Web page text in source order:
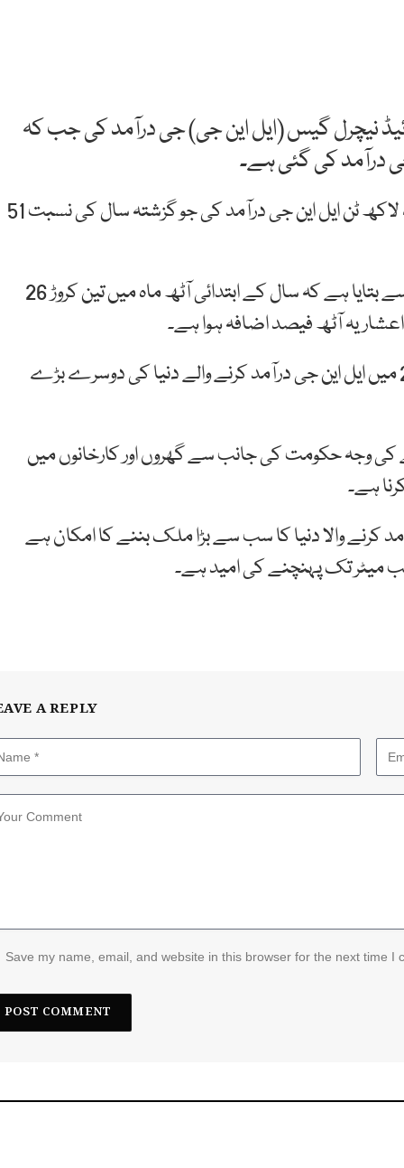
47 لاکھ ٹن لیکویفائیڈ نیچرل گیس (ایل این جی) جی درآمد کی جب کہ
چین کے کسٹم حکام کے مطابق چین نے اگست میں 47 لاکھ ٹن ایل این جی درآمد کی جو گزشتہ سال کی نسبت 51
چینی خبررساں ادارے ژن ہوا نے کسٹم حکام کے حوالہ سے بتایا ہے کہ سال کے ابتدائی آٹھ ماہ میں تین کروڑ 26
گلوبل مارکیٹ انفارمیشن کمپنی کے مطابق چین 2017 میں ایل این جی درآمد کرنے والے دنیا کی دوسرے بڑے
کی وجہ حکومت کی جانب سے گھروں اور کارخانوں میں
ہے۔
کا گیس درآمد کرنے والا دنیا کا سب سے بڑا ملک بننے کا امکان ہے
A REPLY
Save my name, email, and website in this browser for the next time I